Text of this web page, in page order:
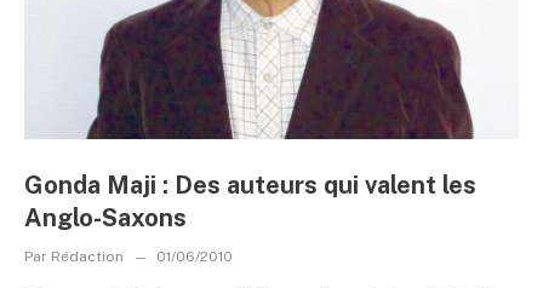
Gonda Maji : Des auteurs qui valent les
Anglo-Saxons
Par Rédaction 01/06/2010